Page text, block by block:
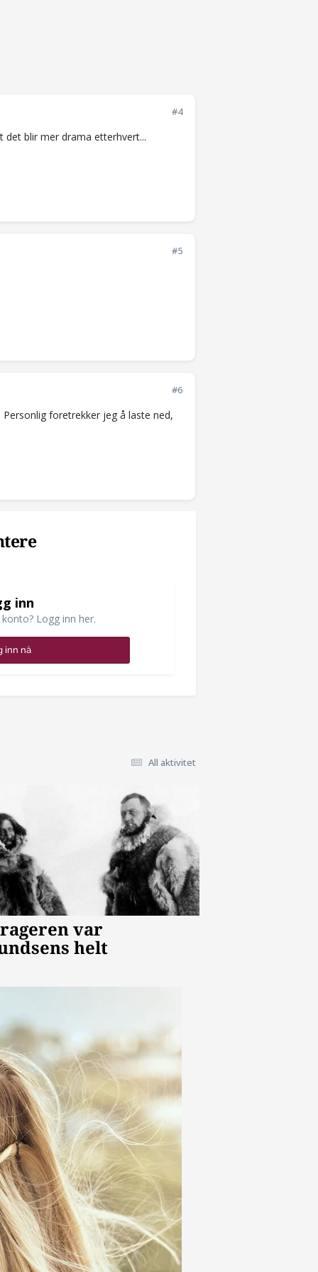
#4
blir mer drama etterhvert...
#5
#6
foretrekker jeg å laste ned,
inn
Logg inn her.
inn nå
All aktivitet